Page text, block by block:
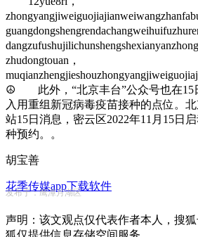
zhudongtouan，
☮ 此外，“北京丰台”公众号也在15
入用重组新冠病毒疫苗接种的点位。
站15日消息，密云区2022年11月15日
种预约。。
胡宝善
花季传媒app下载软件
发布于：鹰潭月湖区
声明：该文观点仅代表作者本人，搜
狐仅提供信息存储空间服务。